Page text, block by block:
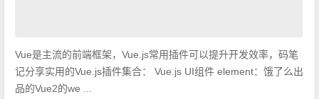
Vue是主流的前端框架，Vue.js常用插件可以提升开发效率，码笔
记分享实用的Vue.js插件集合： Vue.js UI组件 element：饿了么出
品的Vue2的we ...